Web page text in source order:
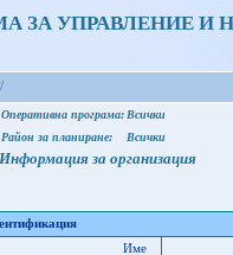
ЗА УПРАВЛЕНИЕ И
Оперативна програма: Всички
Район за планиране:
Всички
Информация за организация
Име